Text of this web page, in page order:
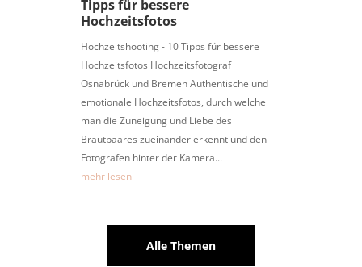
Tipps für bessere
Hochzeitsfotos
Hochzeitshooting - 10 Tipps für bessere
Hochzeitsfotos Hochzeitsfotograf
Osnabrück und Bremen Authentische und
emotionale Hochzeitsfotos, durch welche
man die Zuneigung und Liebe des
Brautpaares zueinander erkennt und den
Fotografen hinter der Kamera...
mehr lesen
Alle Themen